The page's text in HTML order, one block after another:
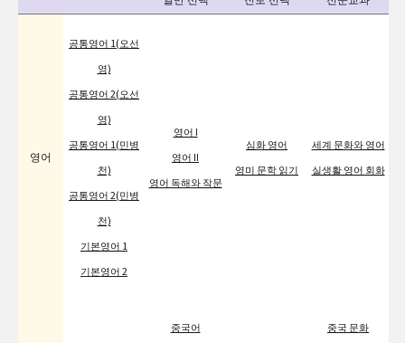
영어
공통영어 1(오선
영)
공통영어 2(오선
영)
공통영어 1(민병
천)
공통영어 2(민병
천)
기본영어 1
기본영어 2
영어 I
영어 II
영어 독해와 작문
심화 영어
영미 문학 읽기
세계 문화와 영어
실생활 영어 회화
중국어 중국 문화